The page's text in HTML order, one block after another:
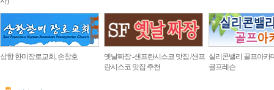
상항 한미장로교회, 손창호
옛날짜장 -샌프란시스코 맛집 /샌프
란시스코 맛집 추천
실리콘밸리 골프아카
골프레슨